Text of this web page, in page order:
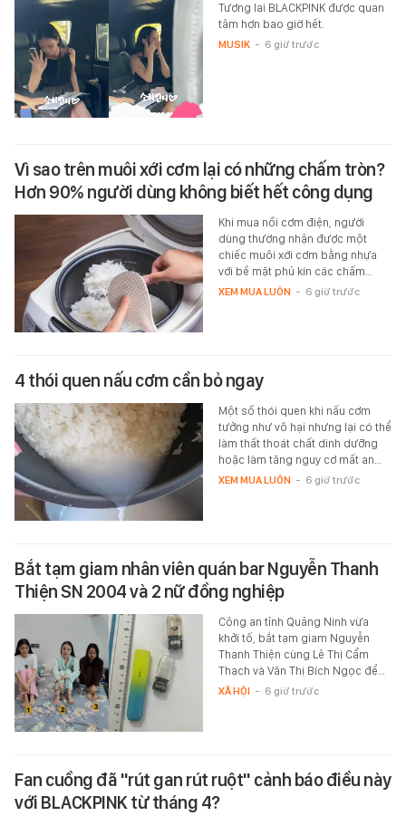
Tương lai BLACKPINK được quan
tâm hơn bao giờ hết.
MUSIK - 6 giờ trước
Vì sao trên muôi xới cơm lại có những chấm tròn?
Hơn 90% người dùng không biết hết công dụng
Khi mua nồi cơm điện, người
dùng thường nhận được một
chiếc muôi xới cơm bằng nhựa
với bề mặt phủ kín các chấm…
XEM MUA LUÔN - 6 giờ trước
4 thói quen nấu cơm cần bỏ ngay
Một số thói quen khi nấu cơm
tưởng như vô hại nhưng lại có thể
làm thất thoát chất dinh dưỡng
hoặc làm tăng nguy cơ mất an…
XEM MUA LUÔN - 6 giờ trước
Bắt tạm giam nhân viên quán bar Nguyễn Thanh
Thiện SN 2004 và 2 nữ đồng nghiệp
Công an tỉnh Quảng Ninh vừa
khởi tố, bắt tạm giam Nguyễn
Thanh Thiện cùng Lê Thị Cẩm
Thạch và Văn Thị Bích Ngọc để…
XÃ HỘI - 6 giờ trước
Fan cuồng đã "rút gan rút ruột" cảnh báo điều này
với BLACKPINK từ tháng 4?